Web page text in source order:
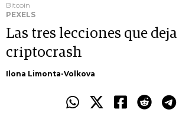
Bitcoin
PEXELS
Las tres lecciones que
criptocrash
Ilona Limonta-Volkova